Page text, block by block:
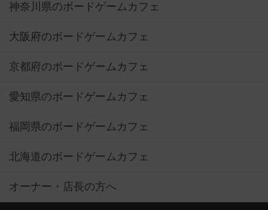
神奈川県のボードゲームカフェ
大阪府のボードゲームカフェ
京都府のボードゲームカフェ
愛知県のボードゲームカフェ
福岡県のボードゲームカフェ
北海道のボードゲームカフェ
オーナー・店長の方へ